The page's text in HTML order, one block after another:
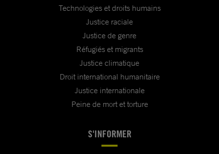
Technologies et droits humains
Justice raciale
Justice de genre
Réfugiés et migrants
Justice climatique
Droit international humanitaire
Justice internationale
Peine de mort et torture
S'INFORMER